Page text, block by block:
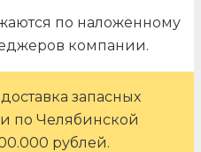
по наложенному
компании.
запасных
по Челябинской
рублей.